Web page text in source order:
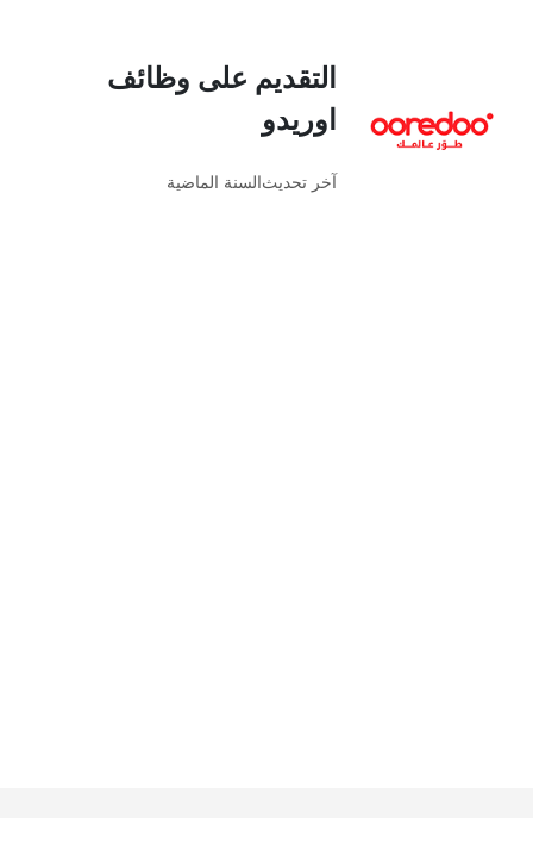
التقديم على وظائف
اوريدو
آخر تحديث السنة الماضية